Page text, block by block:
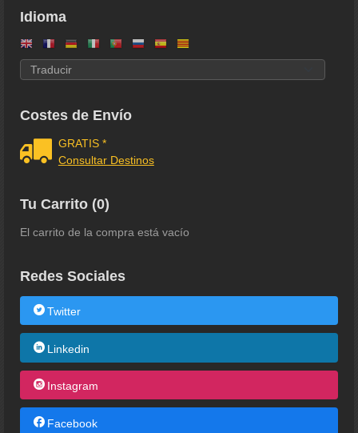
Idioma
Costes de Envío
GRATIS *
Consultar Destinos
Tu Carrito (0)
El carrito de la compra está vacío
Redes Sociales
Twitter
Linkedin
Instagram
Facebook